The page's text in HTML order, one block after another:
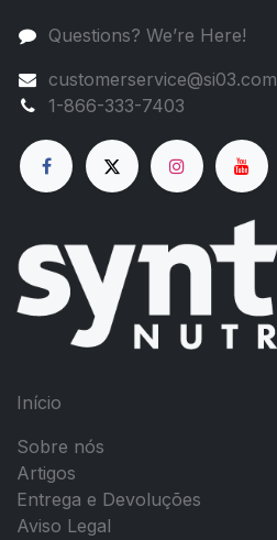
Questions? We’re Here!
customerservice@si03.com
1-866-333-7403
Início
Sobre nós
Artigos
Entrega e Devoluções
Aviso Legal